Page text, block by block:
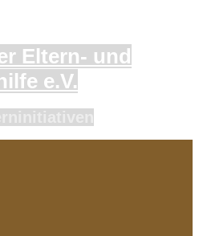
Eltern- und
e.V.